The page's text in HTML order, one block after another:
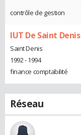
contrôle de gestion
IUT De Saint Denis
Saint Denis
1992 - 1994
finance comptabilité
Réseau